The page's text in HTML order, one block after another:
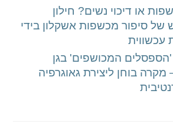
או דיכוי נשים? חילון
סיפור מכשפות אשקלון בידי
עכשווית
המכושפים' בגן
מקרה בוחן ליצירת גאוגרפיה